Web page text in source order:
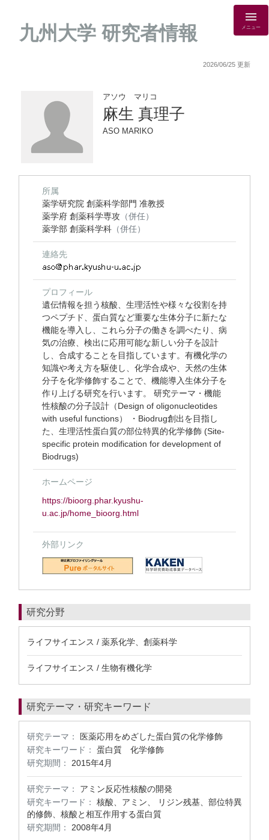
九州大学 研究者情報 メニュー
2026/06/25 更新
アソウ マリコ
麻生 真理子
ASO MARIKO
所属
薬学研究院 創薬科学部門 准教授
薬学府 創薬科学専攻 （併任）
薬学部 創薬科学科 （併任）
連絡先
プロフィール
遺伝情報を担う核酸、生理活性や様々な役割を持
つペプチド、蛋白質など重要な生体分子に新たな
機能を導入し、これら分子の働きを調べたり、病
気の治療、検出に応用可能な新しい分子を設計
し、合成することを目指しています。有機化学の
知識や考え方を駆使し、化学合成や、天然の生体
分子を化学修飾することで、機能導入生体分子を
作り上げる研究を行います。 研究テーマ・機能
性核酸の分子設計（Design of oligonucleotides
with useful functions） ・Biodrug創出を目指し
た、生理活性蛋白質の部位特異的化学修飾 (Site-
specific protein modification for development of
Biodrugs)
ホームページ
https://bioorg.phar.kyushu-
u.ac.jp/home_bioorg.html
外部リンク
研究分野
ライフサイエンス / 薬系化学、創薬科学
ライフサイエンス / 生物有機化学
研究テーマ・研究キーワード
研究テーマ：
医薬応用をめざした蛋白質の化学修飾
研究キーワード：
蛋白質 化学修飾
研究期間：
2015年4月
研究テーマ：
アミン反応性核酸の開発
研究キーワード：
核酸、アミン、 リジン残基、部位特異
的修飾、核酸と相互作用する蛋白質
研究期間：
2008年4月